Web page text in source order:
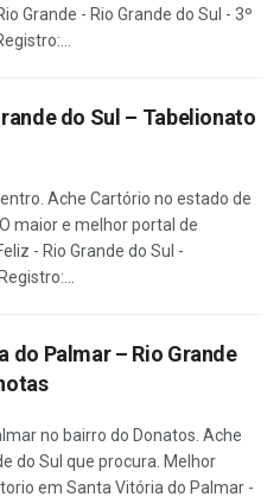
Grande - Rio Grande do Sul - 3º
do Sul – Tabelionato
Ache Cartório no estado de
maior e melhor portal de
- Rio Grande do Sul -
do Palmar – Rio Grande
no bairro do Donatos. Ache
do Sul que procura. Melhor
em Santa Vitória do Palmar -